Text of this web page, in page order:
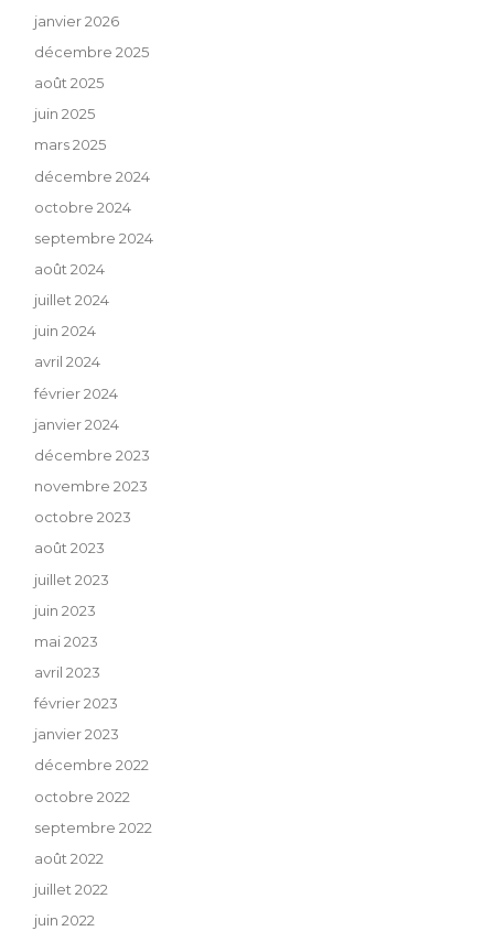
janvier 2026
décembre 2025
août 2025
juin 2025
mars 2025
décembre 2024
octobre 2024
septembre 2024
août 2024
juillet 2024
juin 2024
avril 2024
février 2024
janvier 2024
décembre 2023
novembre 2023
octobre 2023
août 2023
juillet 2023
juin 2023
mai 2023
avril 2023
février 2023
janvier 2023
décembre 2022
octobre 2022
septembre 2022
août 2022
juillet 2022
juin 2022